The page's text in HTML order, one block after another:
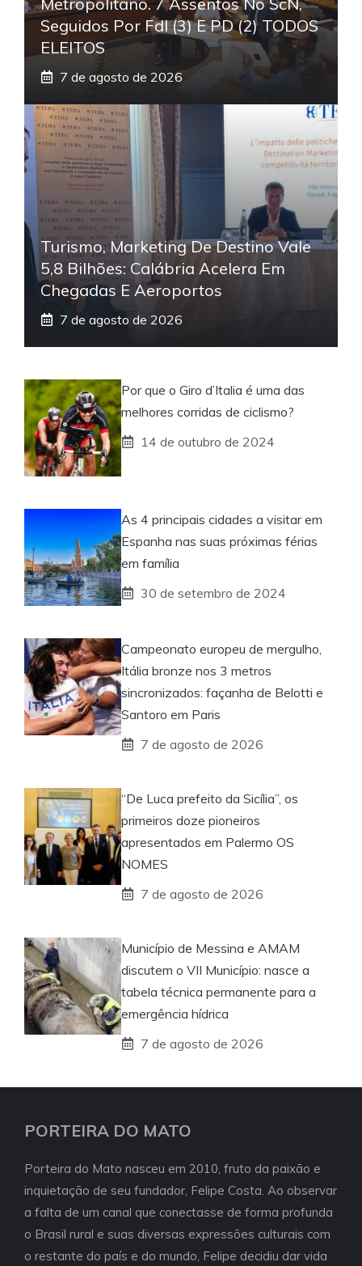
Seguidos Por FdI (3) E PD (2) TODOS
ELEITOS
7 de agosto de 2026
Turismo, Marketing De Destino Vale
5,8 Bilhões: Calábria Acelera Em
Chegadas E Aeroportos
7 de agosto de 2026
Por que o Giro d’Italia é uma das
melhores corridas de ciclismo?
14 de outubro de 2024
As 4 principais cidades a visitar em
Espanha nas suas próximas férias
em família
30 de setembro de 2024
Campeonato europeu de mergulho,
Itália bronze nos 3 metros
sincronizados: façanha de Belotti e
Santoro em Paris
7 de agosto de 2026
“De Luca prefeito da Sicília”, os
primeiros doze pioneiros
apresentados em Palermo OS
NOMES
7 de agosto de 2026
Município de Messina e AMAM
discutem o VII Município: nasce a
tabela técnica permanente para a
emergência hídrica
7 de agosto de 2026
PORTEIRA DO MATO
Porteira do Mato nasceu em 2010, fruto da paixão e
inquietação de seu fundador, Felipe Costa. Ao observar
a falta de um canal que conectasse de forma profunda
o Brasil rural e suas diversas expressões culturais com
o restante do país e do mundo, Felipe decidiu dar vida